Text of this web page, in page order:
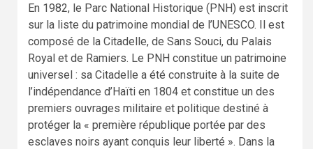
En 1982, le Parc National Historique (PNH) est inscrit
sur la liste du patrimoine mondial de l’UNESCO. Il est
composé de la Citadelle, de Sans Souci, du Palais
Royal et de Ramiers. Le PNH constitue un patrimoine
universel : sa Citadelle a été construite à la suite de
l’indépendance d’Haïti en 1804 et constitue un des
premiers ouvrages militaire et politique destiné à
protéger la « première république portée par des
esclaves noirs ayant conquis leur liberté ». Dans la